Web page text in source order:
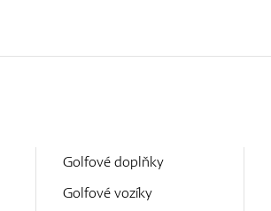
Golfové doplňky
Golfové vozíky